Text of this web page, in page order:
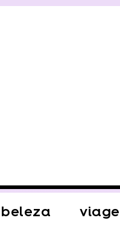
beleza